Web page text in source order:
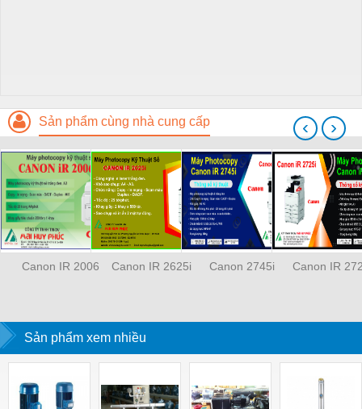
Sản phẩm cùng nhà cung cấp
Canon IR 2006 Canon IR 2625i Canon 2745i Canon IR
‹ ›
Sản phẩm xem nhiều